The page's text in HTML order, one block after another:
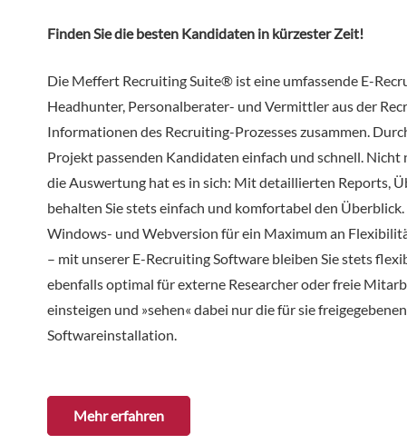
Finden Sie die besten Kandidaten in kürzester Zeit!
Die Meffert Recruiting Suite® ist eine umfassende E-
Headhunter, Personalberater- und Vermittler aus der
Informationen des Recruiting-Prozesses zusammen.
Projekt passenden Kandidaten einfach und schnell.
die Auswertung hat es in sich: Mit detaillierten Reports,
behalten Sie stets einfach und komfortabel den
Windows- und Webversion für ein Maximum an
– mit unserer E-Recruiting Software bleiben Sie stets
ebenfalls optimal für externe Researcher oder freie
einsteigen und »sehen« dabei nur die für sie
Softwareinstallation.
Mehr erfahren